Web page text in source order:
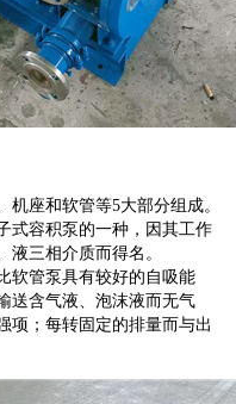
机座和软管等5大部分组成。
式容积泵的一种，因其工作
液三相介质而得名。
软管泵具有较好的自吸能
送含气液、泡沫液而无气
项；每转固定的排量而与出